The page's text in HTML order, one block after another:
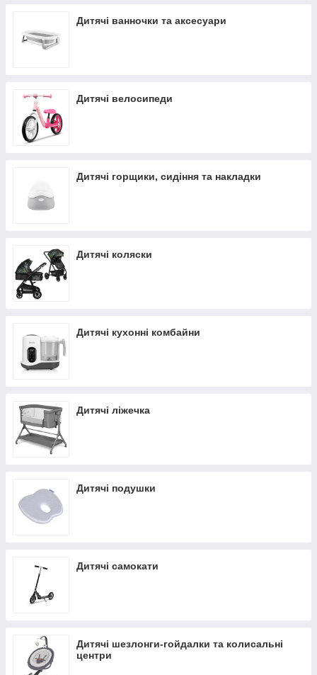
Дитячі ванночки та аксесуари
Дитячі велосипеди
Дитячі горщики, сидіння та накладки
Дитячі коляски
Дитячі кухонні комбайни
Дитячі ліжечка
Дитячі подушки
Дитячі самокати
Дитячі шезлонги-гойдалки та колисальні
центри